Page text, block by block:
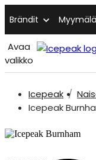
Brändit
Avaa
valikko
Icepeak
Icepeak